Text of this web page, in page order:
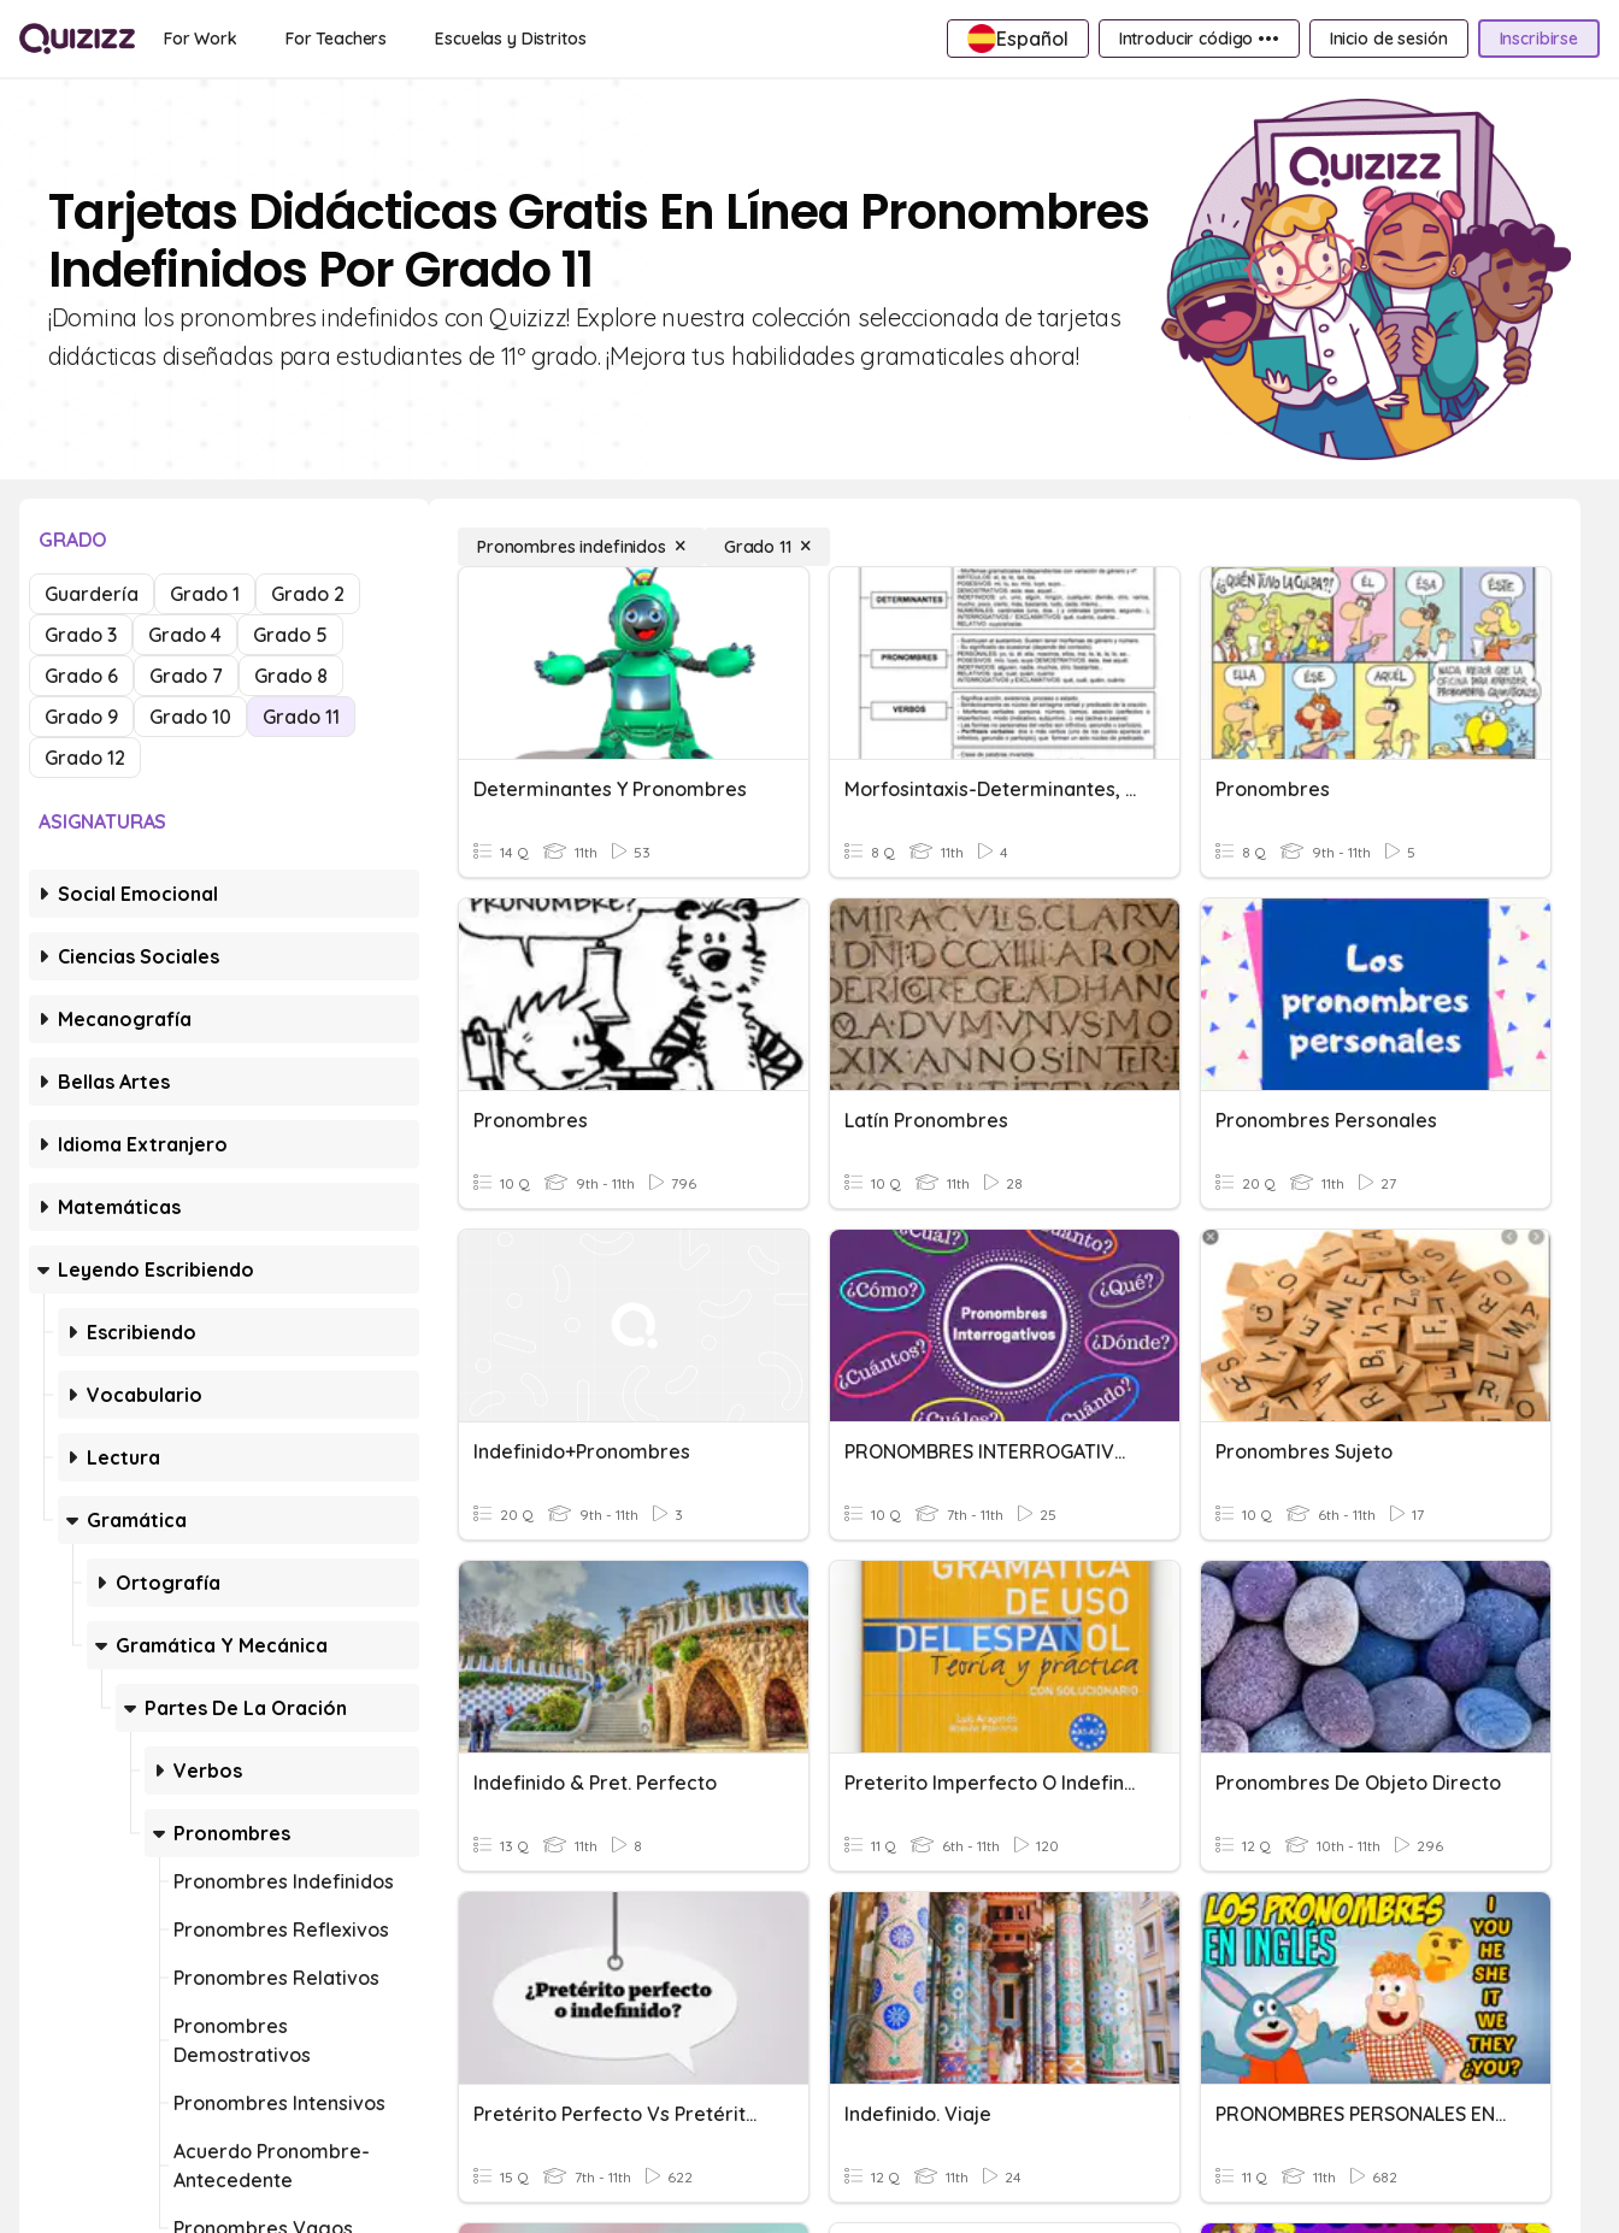
For Work For Teachers Escuelas y Distritos Español Introducir código ••• Inicio de sesión Inscribirse
Tarjetas Didácticas Gratis En Línea Pronombres
Indefinidos Por Grado 11
¡Domina los pronombres indefinidos con Quizizz! Explore nuestra colección seleccionada de tarjetas
didácticas diseñadas para estudiantes de 11º grado. ¡Mejora tus habilidades gramaticales ahora!
GRADO
Guardería Grado 1
Grado 2
Grado 3
Grado 4
Grado 5
Grado 6
Grado 7
Grado 8
Grado 9
Grado 10
Grado 11
Grado 12
ASIGNATURAS
Social Emocional
Ciencias Sociales
Mecanografía
Bellas Artes
Idioma Extranjero
Matemáticas
Leyendo Escribiendo
Escribiendo
Vocabulario
Lectura
Gramática
Ortografía
Gramática Y Mecánica
Partes De La Oración
Verbos
Pronombres
Pronombres Indefinidos
Pronombres Reflexivos
Pronombres Relativos
Pronombres
Demostrativos
Pronombres Intensivos
Acuerdo Pronombre-
Antecedente
Pronombres Vagos
Pronombres indefinidos Grado 11
Determinantes Y Pronombres
14 Q 11th 53
Morfosintaxis-Determinantes, Pronombres, Preposiciones...
8 Q 11th 4
Pronombres
8 Q 9th - 11th 5
Pronombres
10 Q 9th - 11th 796
Latín Pronombres
10 Q 11th 28
Pronombres Personales
20 Q 11th 27
Indefinido+Pronombres
20 Q 9th - 11th 3
PRONOMBRES INTERROGATIVOS
10 Q 7th - 11th 25
Pronombres Sujeto
10 Q 6th - 11th 17
Indefinido & Pret. Perfecto
13 Q 11th 8
Preterito Imperfecto O Indefinido (2)
11 Q 6th - 11th 120
Pronombres De Objeto Directo
12 Q 10th - 11th 296
Pretérito Perfecto Vs Pretérito Indefinido
15 Q 7th - 11th 622
Indefinido. Viaje
12 Q 11th 24
PRONOMBRES PERSONALES EN INGLÉS
11 Q 11th 682